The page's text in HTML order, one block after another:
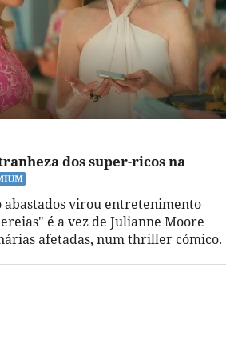
dos super-ricos na
abastados virou entretenimento
é a vez de Julianne Moore
afetadas, num thriller cómico.